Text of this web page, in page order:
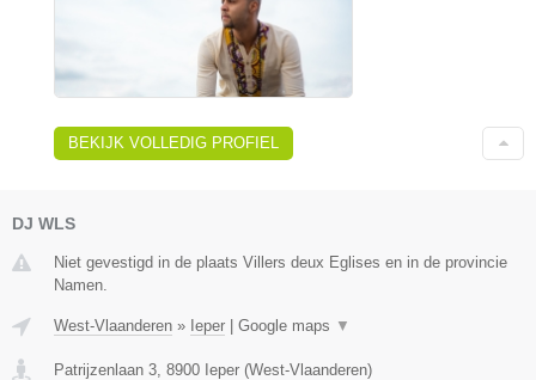
BEKIJK VOLLEDIG PROFIEL
DJ WLS
Niet gevestigd in de plaats Villers deux Eglises en in de provincie
Namen.
West-Vlaanderen » Ieper | Google maps ▼
Patrijzenlaan 3 8900 Ieper (West-Vlaanderen)